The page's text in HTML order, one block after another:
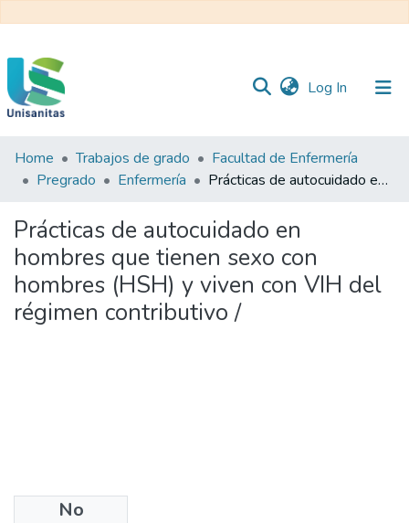
Log In (current)
Inicio
Web
Unisanitas
Home Trabajos de grado
Facultad de Enfermería
Pregrado
Enfermería Prácticas de autocuidado en hombres que tienen sexo con hombres (HSH) y viven con VIH del régimen contributivo /
Prácticas de autocuidado en
hombres que tienen sexo con
hombres (HSH) y viven con VIH del
régimen contributivo /
No